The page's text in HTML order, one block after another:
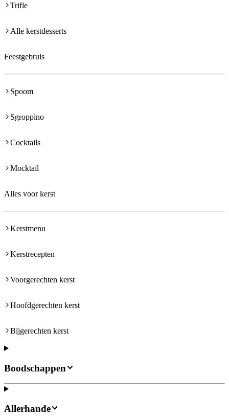
Trifle
Alle kerstdesserts
Feestgebruis
Spoom
Sgroppino
Cocktails
Mocktail
Alles voor kerst
Kerstmenu
Kerstrecepten
Voorgerechten kerst
Hoofdgerechten kerst
Bijgerechten kerst
Boodschappen
Allerhande